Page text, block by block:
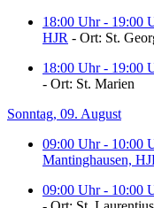
18:00 Uhr - 19:00
HJR - Ort: St.
18:00 Uhr - 19:00
- Ort: St. Marien
Sonntag, 09. August
09:00 Uhr - 10:00
Mantinghausen,
09:00 Uhr - 10:00